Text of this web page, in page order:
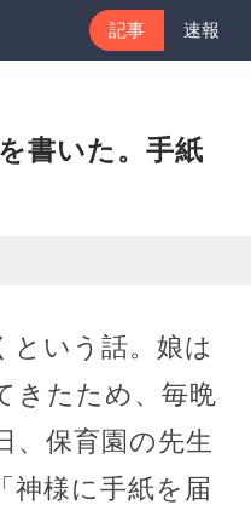
記事 速報
書いた。手紙
という話。娘は
きたため、毎晩
、保育園の先生
神様に手紙を届